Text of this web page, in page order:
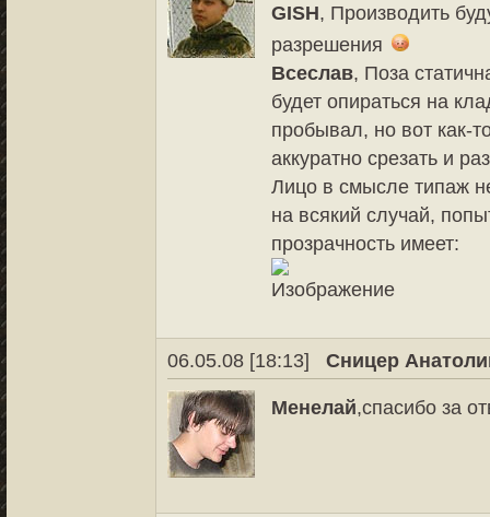
GISH, Производить
разрешения
Всеслав, Поза
будет опираться на
пробывал, но вот как-
аккуратно срезать и
Лицо в смысле типаж
на всякий случай,
прозрачность имеет:
06.05.08 [18:13] Сницер
Менелай,спасибо за